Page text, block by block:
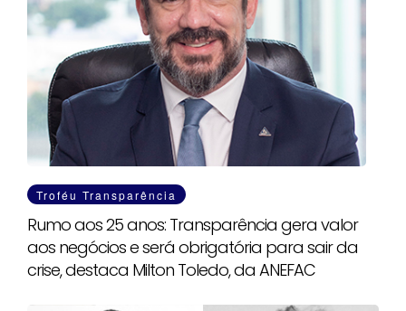
Troféu Transparência
Rumo aos 25 anos: Transparência gera valor
aos negócios e será obrigatória para sair da
crise, destaca Milton Toledo, da ANEFAC